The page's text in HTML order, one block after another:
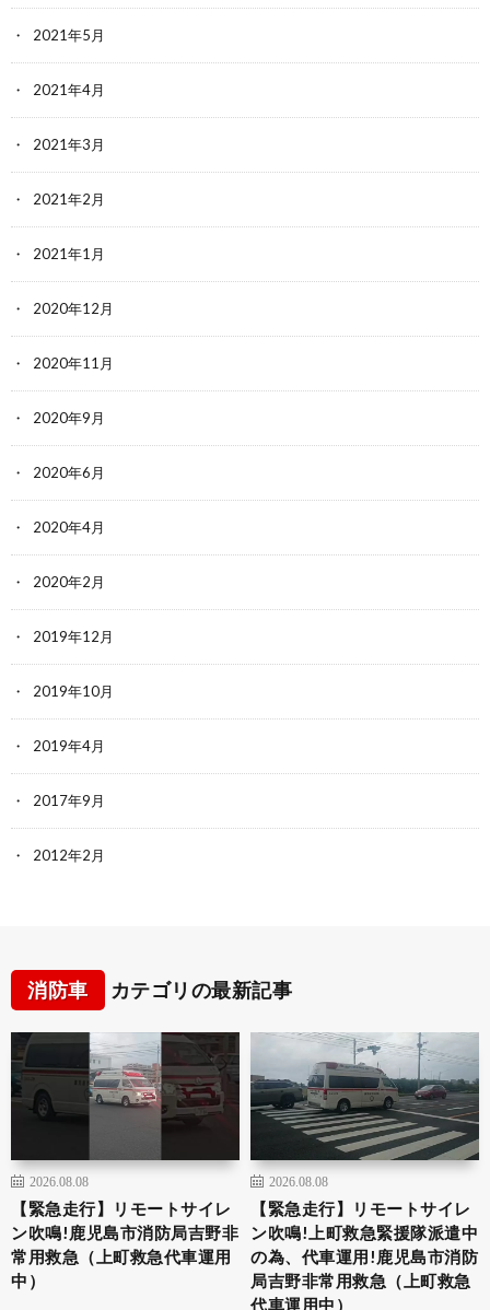
2021年5月
2021年4月
2021年3月
2021年2月
2021年1月
2020年12月
2020年11月
2020年9月
2020年6月
2020年4月
2020年2月
2019年12月
2019年10月
2019年4月
2017年9月
2012年2月
消防車 カテゴリの最新記事
2026.08.08
【緊急走行】リモートサイレ
ン吹鳴!鹿児島市消防局吉野非
常用救急（上町救急代車運用
中）
2026.08.08
【緊急走行】リモートサイレ
ン吹鳴!上町救急緊援隊派遣中
の為、代車運用!鹿児島市消防
局吉野非常用救急（上町救急
代車運用中）